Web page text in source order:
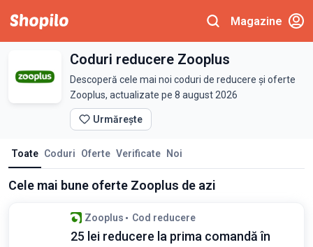
Magazine
Coduri reducere Zooplus
Descoperă cele mai noi coduri de reducere și oferte
Zooplus, actualizate pe 8 august 2026
Urmărește
Toate Coduri Oferte Verificate Noi
Cele mai bune oferte Zooplus de azi
Zooplus Cod reducere
25 lei reducere la prima comandă în